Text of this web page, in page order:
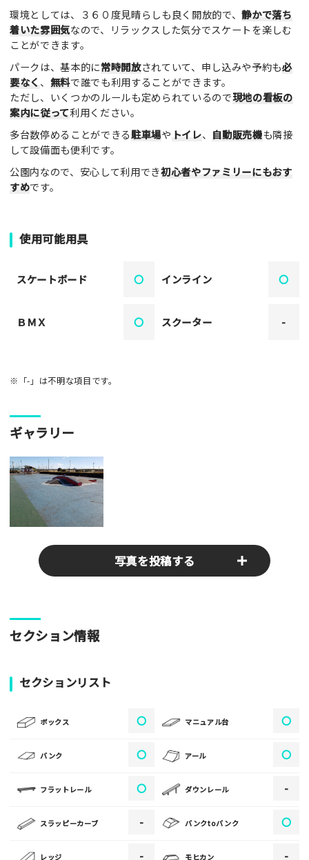
環境としては、３６０度見晴らしも良く開放的で、静かで落ち
着いた雰囲気なので、リラックスした気分でスケートを楽しむ
ことができます。
パークは、基本的に常時開放されていて、申し込みや予約も必
要なく 、 無料で誰でも利用することができます。
ただし、いくつかのルールも定められているので現地の看板の
案内に従って利用ください。
多台数停めることができる駐車場や トイレ、 自動販売機も隣接
して設備面も便利です。
公園内なので、安心して利用でき初心者やファミリーにもおす
すめです。
使用可能用具
スケートボード 〇 インライン 〇
ＢＭＸ 〇 スクーター -
※「-」は不明な項目です。
ギャラリー
写真を投稿する
パークやスポットの写真をぜひお送りください！あなたの写真
がみんなの参考となります！
[text photo1alt placeholder "写真の解説※任意]
写真
写真
セクション情報
セクションリスト
ボックス 〇 マニュアル台 〇
バンク 〇 アール 〇
フラットレール 〇 ダウンレール -
スラッピーカーブ - バンクtoバンク 〇
レッジ - モヒカン -